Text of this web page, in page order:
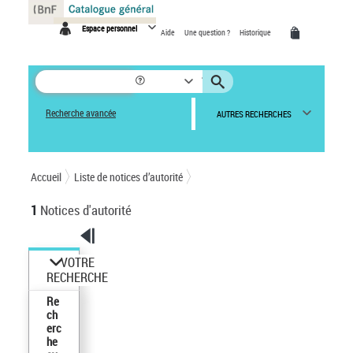
Espace personnel Aide Une question ? Historique
Recherche avancée AUTRES RECHERCHES
Accueil Liste de notices d’autorité
1 Notices d'autorité
VOTRE
RECHERCHE
Re
ch
erc
he